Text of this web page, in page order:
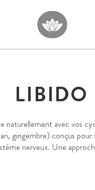
LIBIDO
avec vos
gingembre) conçus
nerveux. Une